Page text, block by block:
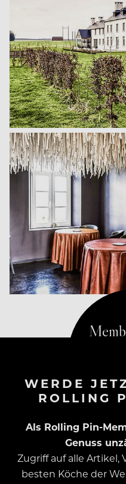
WERDE
ROLLING
Als Rolling Pin-
Genuss
Zugriff auf alle Artikel,
besten Köche der